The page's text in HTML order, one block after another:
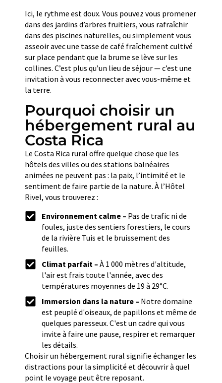
Ici, le rythme est doux. Vous pouvez vous promener
dans des jardins d’arbres fruitiers, vous rafraîchir
dans des piscines naturelles, ou simplement vous
asseoir avec une tasse de café fraîchement cultivé
sur place pendant que la brume se lève sur les
collines. C’est plus qu’un lieu de séjour — c’est une
invitation à vous reconnecter avec vous-même et
la terre.
Pourquoi choisir un
hébergement rural au
Costa Rica
Le Costa Rica rural offre quelque chose que les
hôtels des villes ou des stations balnéaires
animées ne peuvent pas : la paix, l’intimité et le
sentiment de faire partie de la nature. À l’Hôtel
Rivel, vous trouverez :
Environnement calme – Pas de trafic ni de
foules, juste des sentiers forestiers, le cours
de la rivière Tuis et le bruissement des
feuilles.
Climat parfait – À 1 000 mètres d'altitude,
l'air est frais toute l'année, avec des
températures moyennes de 19 à 29°C.
Immersion dans la nature – Notre domaine
est peuplé d'oiseaux, de papillons et même de
quelques paresseux. C'est un cadre qui vous
invite à faire une pause, respirer et remarquer
les détails.
Choisir un hébergement rural signifie échanger les
distractions pour la simplicité et découvrir à quel
point le voyage peut être reposant.